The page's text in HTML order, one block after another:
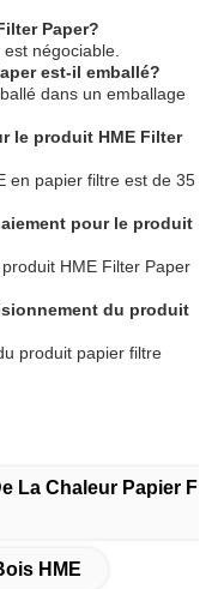
Paper?
négociable.
est-il emballé?
dans un emballage
le produit HME Filter
en papier filtre est de 35
pour le produit
HME Filter Paper
du produit
produit papier filtre
La Chaleur Papier
HME